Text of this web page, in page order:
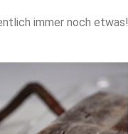
immer noch etwas!